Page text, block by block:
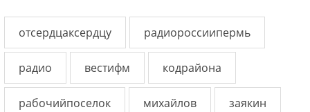
отсердцаксердцу радиороссиипермь
радио вестифм кодрайона
рабочийпоселок михайлов заякин